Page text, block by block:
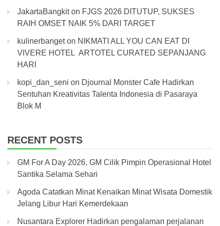
JakartaBangkiton FJGS 2026 DITUTUP, SUKSES
RAIH OMSET NAIK 5% DARI TARGET
kulinerbangeton NIKMATI ALL YOU CAN EAT DI
VIVERE HOTEL ARTOTEL CURATED SEPANJANG
HARI
kopi_dan_seni on Djournal Monster Cafe Hadirkan
Sentuhan Kreativitas Talenta Indonesia di Pasaraya
Blok M
RECENT POSTS
GM For A Day 2026, GM Cilik Pimpin Operasional Hotel
Santika Selama Sehari
Agoda Catatkan Minat Kenaikan Minat Wisata Domestik
Jelang Libur Hari Kemerdekaan
Nusantara Explorer Hadirkan pengalaman perjalanan